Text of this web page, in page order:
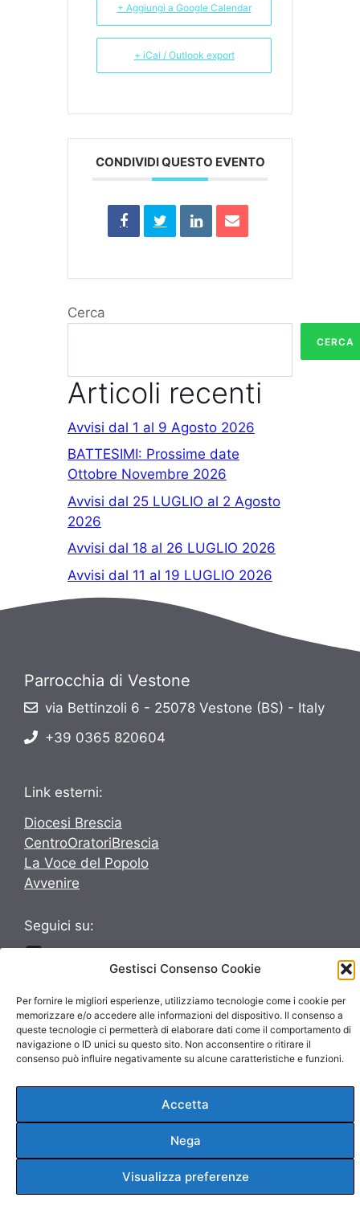
Gestisci Consenso Cookie
Per fornire le migliori esperienze, utilizziamo tecnologie come i cookie per
memorizzare e/o accedere alle informazioni del dispositivo. Il consenso a
queste tecnologie ci permetterà di elaborare dati come il comportamento di
navigazione o ID unici su questo sito. Non acconsentire o ritirare il
consenso può influire negativamente su alcune caratteristiche e funzioni.
Accetta
Nega
Visualizza preferenze
+ Aggiungi a Google Calendar
+ iCal / Outlook export
CONDIVIDI QUESTO EVENTO
Cerca
CERCA
Articoli recenti
Avvisi dal 1 al 9 Agosto 2026
BATTESIMI: Prossime date
Ottobre Novembre 2026
Avvisi dal 25 LUGLIO al 2 Agosto
2026
Avvisi dal 18 al 26 LUGLIO 2026
Avvisi dal 11 al 19 LUGLIO 2026
Parrocchia di Vestone
via Bettinzoli 6 - 25078 Vestone (BS) - Italy
+39 0365 820604
Link esterni:
Diocesi Brescia
CentroOratoriBrescia
La Voce del Popolo
Avvenire
Seguici su:
Seguici su:
© 2026 ParrocchieInsieme
Cookie Policy